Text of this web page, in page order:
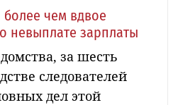
чем вдвое
невыплате зарплаты
за шесть
следователей
дел этой